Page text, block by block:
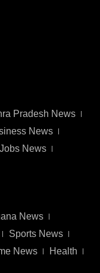
Pradesh News
News
News
News
Sports News
News Health